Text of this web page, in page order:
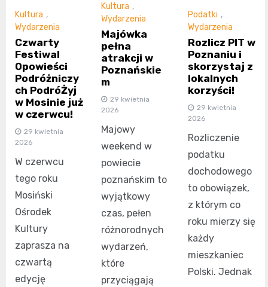
Kultura ,
Wydarzenia
Czwarty
Festiwal
Opowieści
Podróżniczy
ch PodróŻyj
w Mosinie już
w czerwcu!
29 kwietnia
2026
W czerwcu
tego roku
Mosiński
Ośrodek
Kultury
zaprasza na
czwartą
edycję
Kultura ,
Wydarzenia
Majówka
pełna
atrakcji w
Poznańskie
m
29 kwietnia
2026
Majowy
weekend w
powiecie
poznańskim to
wyjątkowy
czas, pełen
różnorodnych
wydarzeń,
które
przyciągają
Podatki ,
Wydarzenia
Rozlicz PIT w
Poznaniu i
skorzystaj z
lokalnych
korzyści!
29 kwietnia
2026
Rozliczenie
podatku
dochodowego
to obowiązek,
z którym co
roku mierzy się
każdy
mieszkaniec
Polski. Jednak